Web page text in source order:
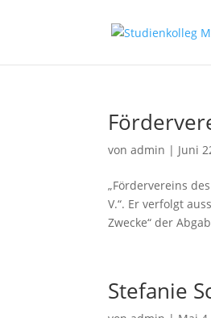
vonadmin | Juni
„Fördervereins
V.“. Er verfolgt
Zwecke“ der
Stefanie